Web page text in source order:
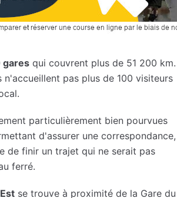
qui couvrent plus de 51 200 km.
pas plus de 100 visiteurs
particulièrement bien pourvues
d'assurer une correspondance,
de finir un trajet qui ne serait pas
ferré.
se trouve à proximité de la Gare du